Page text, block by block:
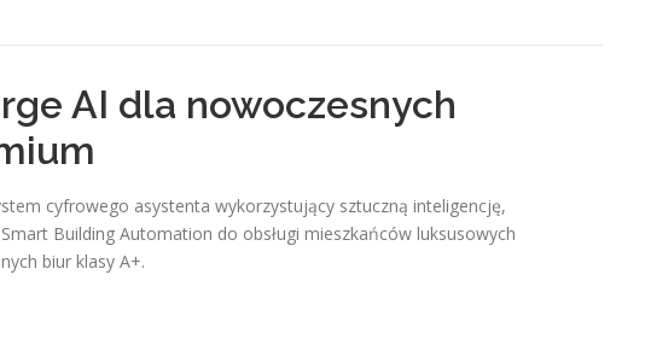
AI dla nowoczesnych
cyfrowego asystenta wykorzystujący sztuczną inteligencję,
Building Automation do obsługi mieszkańców luksusowych
biur klasy A+.